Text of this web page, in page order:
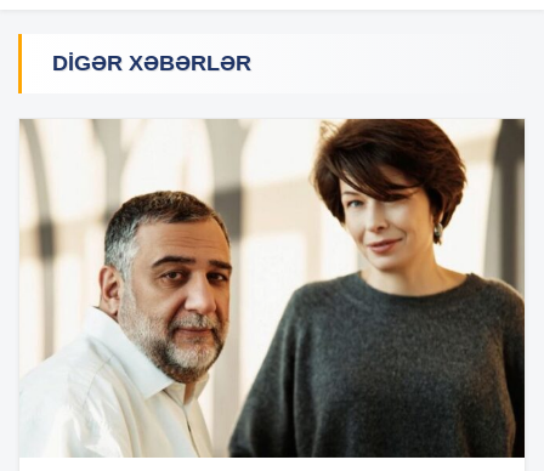
DIGƏR XƏBƏRLƏR